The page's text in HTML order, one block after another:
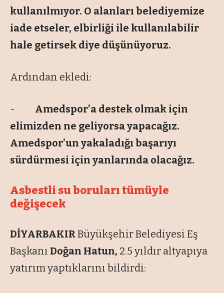
kullanılmıyor. O alanları belediyemize
iade etseler, elbirliği ile kullanılabilir
hale getirsek diye düşünüyoruz.
Ardından ekledi:
- Amedspor’a destek olmak için
elimizden ne geliyorsa yapacağız.
Amedspor’un yakaladığı başarıyı
sürdürmesi için yanlarında olacağız.
Asbestli su boruları tümüyle
değişecek
DİYARBAKIRBüyükşehir Belediyesi Eş
Başkanı Doğan Hatun, 2.5 yıldır altyapıya
yatırım yaptıklarını bildirdi: